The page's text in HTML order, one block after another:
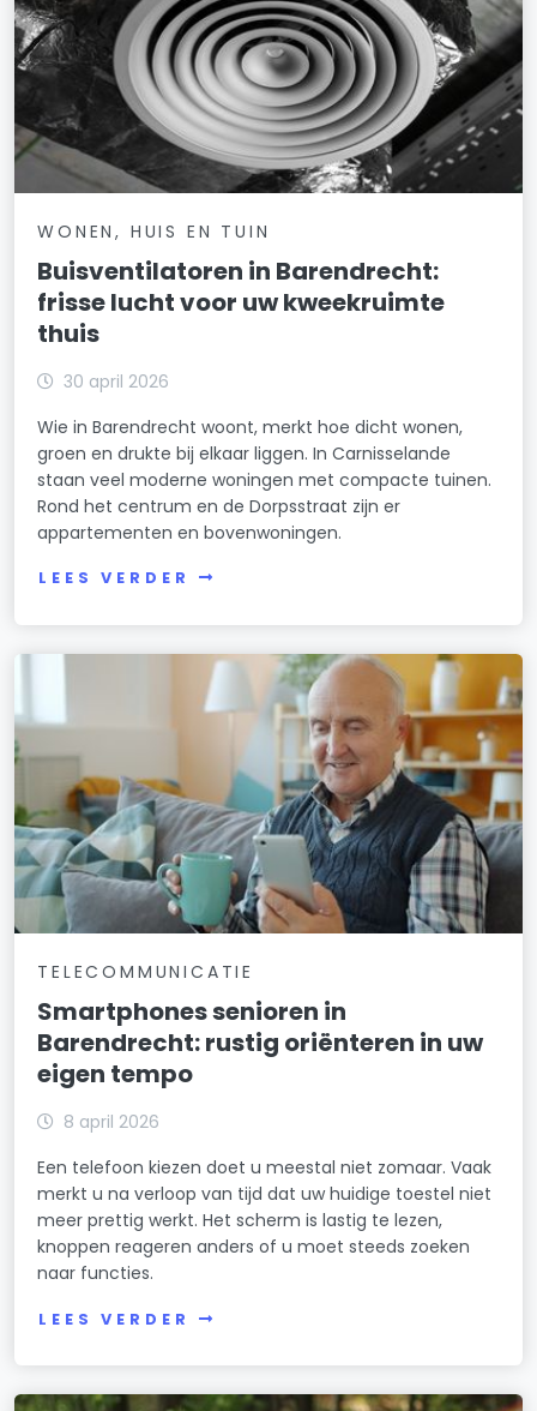
WONEN, HUIS EN TUIN
Buisventilatoren in Barendrecht:
frisse lucht voor uw kweekruimte
thuis
30 april 2026
Wie in Barendrecht woont, merkt hoe dicht wonen,
groen en drukte bij elkaar liggen. In Carnisselande
staan veel moderne woningen met compacte tuinen.
Rond het centrum en de Dorpsstraat zijn er
appartementen en bovenwoningen.
LEES VERDER
TELECOMMUNICATIE
Smartphones senioren in
Barendrecht: rustig oriënteren in uw
eigen tempo
8 april 2026
Een telefoon kiezen doet u meestal niet zomaar. Vaak
merkt u na verloop van tijd dat uw huidige toestel niet
meer prettig werkt. Het scherm is lastig te lezen,
knoppen reageren anders of u moet steeds zoeken
naar functies.
LEES VERDER